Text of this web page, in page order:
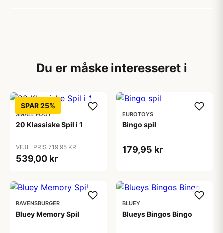
Du er måske interesseret i
SPAR 25%
SMALL FOOT
20 Klassiske Spil i 1
VEJL. PRIS 719,95 KR
539,00 kr
EUROTOYS
Bingo spil
179,95 kr
RAVENSBURGER
Bluey Memory Spil
BLUEY
Blueys Bingos Bingo